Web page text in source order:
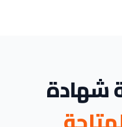
شهادة